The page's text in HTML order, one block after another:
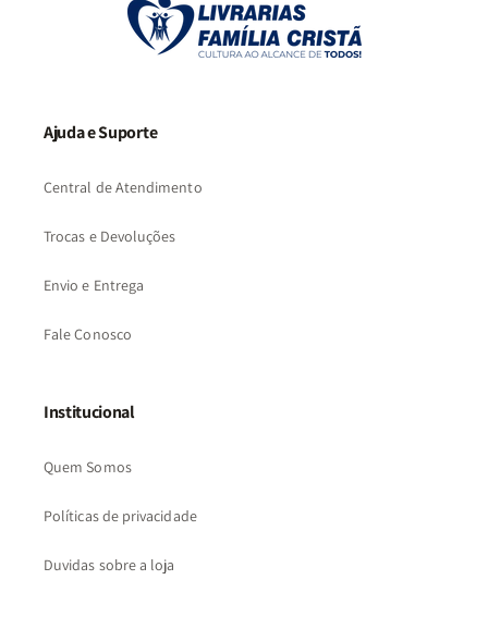
Ajuda e Suporte
Central de Atendimento
Trocas e Devoluções
Envio e Entrega
Fale Conosco
Institucional
Quem Somos
Políticas de privacidade
Duvidas sobre a loja